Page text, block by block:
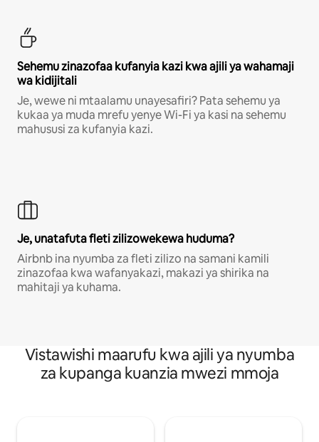
Sehemu zinazofaa kufanyia kazi kwa ajili ya wahamaji
wa kidijitali
Je, wewe ni mtaalamu unayesafiri? Pata sehemu ya
kukaa ya muda mrefu yenye Wi-Fi ya kasi na sehemu
mahususi za kufanyia kazi.
Je, unatafuta fleti zilizowekewa huduma?
Airbnb ina nyumba za fleti zilizo na samani kamili
zinazofaa kwa wafanyakazi, makazi ya shirika na
mahitaji ya kuhama.
Vistawishi maarufu kwa ajili ya nyumba
za kupanga kuanzia mwezi mmoja